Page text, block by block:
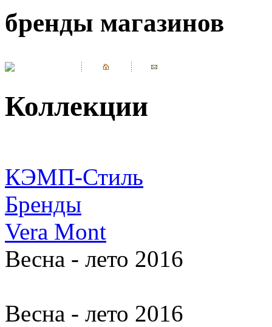
бренды магазинов
Коллекции
КЭМП-Стиль
Бренды
Vera Mont
Весна - лето 2016
Весна - лето 2016